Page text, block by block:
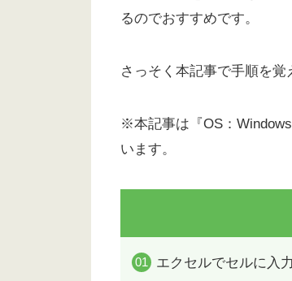
るのでおすすめです。
さっそく本記事で手順を覚
※本記事は『OS：
います。
エクセルでセルに入